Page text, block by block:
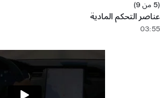
(5 من 9)
عناصر التحكم المادية
03:55